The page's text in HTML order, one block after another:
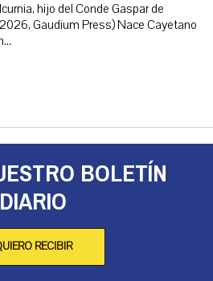
hijo del Conde Gaspar de
Gaudium Press) Nace Cayetano
BOLETÍN
DIARIO
RECIBIR